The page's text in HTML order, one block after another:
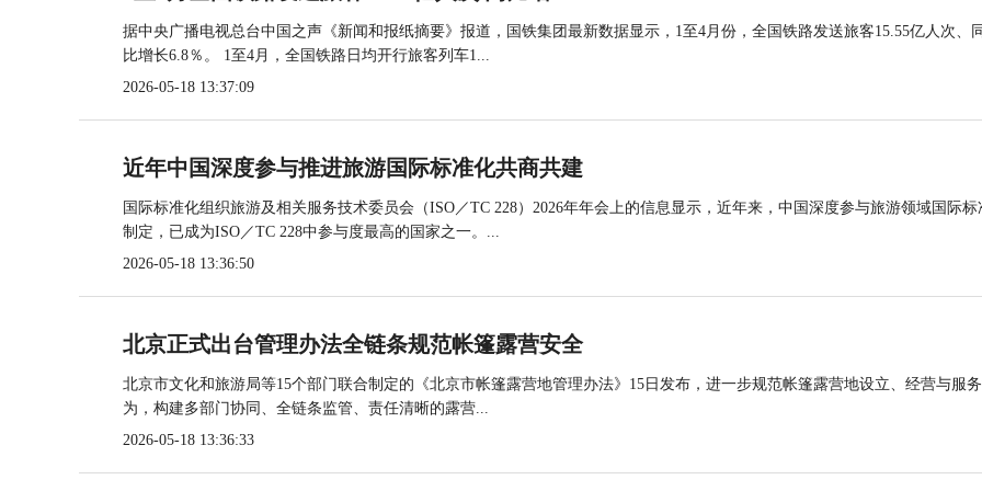
据中央广播电视总台中国之声《新闻和报纸摘要》报道，国铁集团最新数据显示，1至4月份，全国铁路发送旅客15.55亿人次、同
比增长6.8％。 1至4月，全国铁路日均开行旅客列车1...
2026-05-18 13:37:09
近年中国深度参与推进旅游国际标准化共商共建
国际标准化组织旅游及相关服务技术委员会（ISO／TC 228）2026年年会上的信息显示，近年来，中国深度参与旅游领域国际标
制定，已成为ISO／TC 228中参与度最高的国家之一。...
2026-05-18 13:36:50
北京正式出台管理办法全链条规范帐篷露营安全
北京市文化和旅游局等15个部门联合制定的《北京市帐篷露营地管理办法》15日发布，进一步规范帐篷露营地设立、经营与服
为，构建多部门协同、全链条监管、责任清晰的露营...
2026-05-18 13:36:33